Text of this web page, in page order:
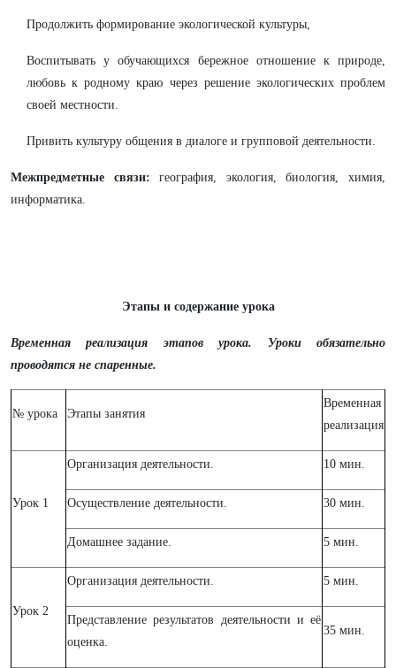
Продолжить формирование экологической культуры,
Воспитывать у обучающихся бережное отношение к природе,
любовь к родному краю через решение экологических проблем
своей местности.
Привить культуру общения в диалоге и групповой деятельности.
Межпредметные связи: география, экология, биология, химия,
информатика.
Этапы и содержание урока
Временная реализация этапов урока. Уроки обязательно
проводятся не спаренные.
№ урока Этапы занятия
Временная
реализация
Урок 1
Организация деятельности. 10 мин.
Осуществление деятельности. 30 мин.
Домашнее задание. 5 мин.
Урок 2
Организация деятельности. 5 мин.
Представление результатов деятельности и её
оценка.
35 мин.